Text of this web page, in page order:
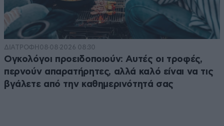
ΔΙΑΤΡΟΦΗ 08·08·2026 08:30
Ογκολόγοι προειδοποιούν: Αυτές οι τροφές,
περνούν απαρατήρητες, αλλά καλό είναι να τις
βγάλετε από την καθημερινότητά σας